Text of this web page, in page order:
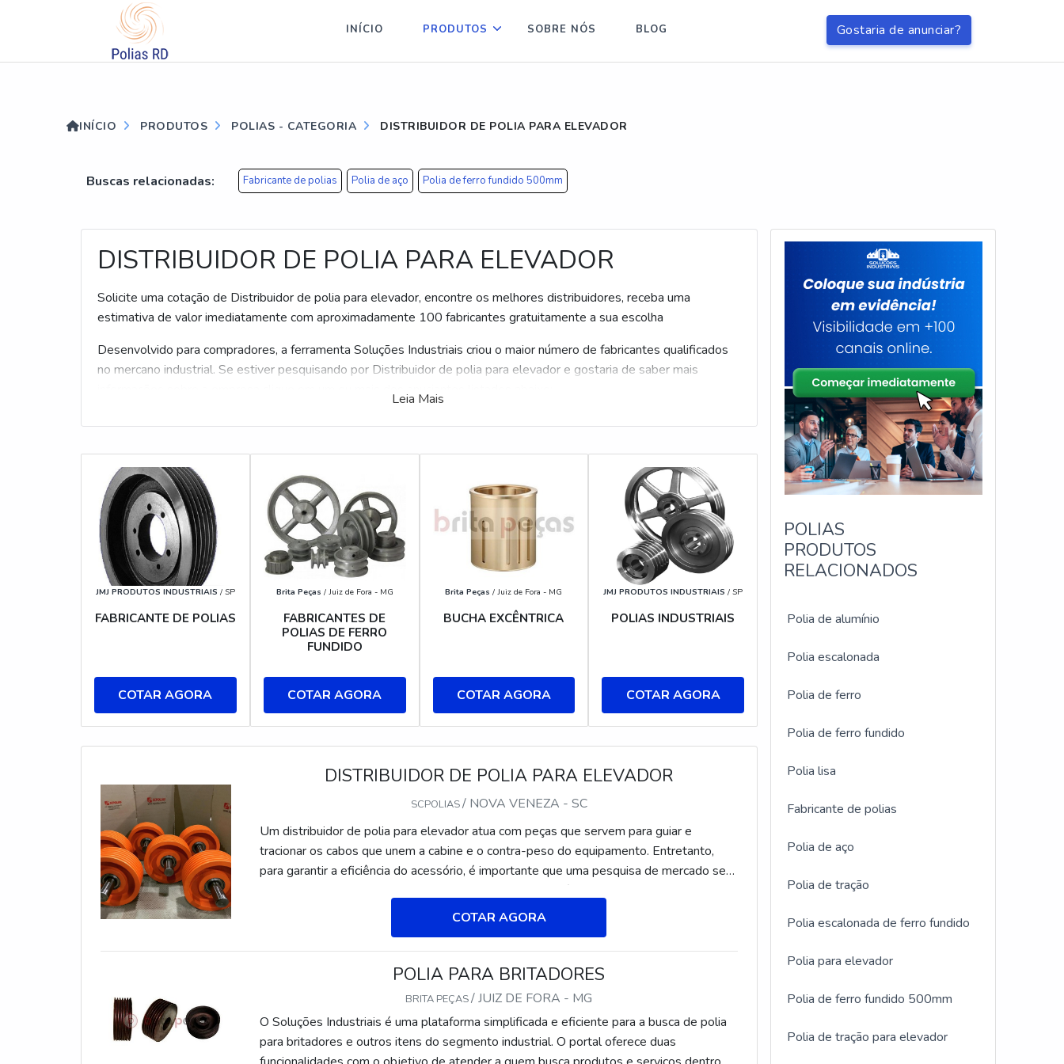
Gostaria de anunciar?
INÍCIO PRODUTOS SOBRE NÓS BLOG
INÍCIO PRODUTOS POLIAS - CATEGORIA DISTRIBUIDOR DE POLIA PARA ELEVADOR
Buscas relacionadas: Fabricante de polias Polia de aço Polia de ferro fundido 500mm
DISTRIBUIDOR DE POLIA PARA ELEVADOR
Solicite uma cotação de Distribuidor de polia para elevador, encontre os melhores distribuidores, receba uma
estimativa de valor imediatamente com aproximadamente 100 fabricantes gratuitamente a sua escolha
Desenvolvido para compradores, a ferramenta Soluções Industriais criou o maior número de fabricantes qualificados
no mercano industrial. Se estiver pesquisando por Distribuidor de polia para elevador e gostaria de saber mais
Leia Mais
JMJ PRODUTOS INDUSTRIAIS / SP
FABRICANTE DE POLIAS
COTAR AGORA
Brita Peças / Juiz de Fora - MG
FABRICANTES DE
POLIAS DE FERRO
FUNDIDO
COTAR AGORA
Brita Peças / Juiz de Fora - MG
BUCHA EXCÊNTRICA
COTAR AGORA
JMJ PRODUTOS INDUSTRIAIS / SP
POLIAS INDUSTRIAIS
COTAR AGORA
DISTRIBUIDOR DE POLIA PARA ELEVADOR
SCPOLIAS/ NOVA VENEZA - SC
Um distribuidor de polia para elevador atua com peças que servem para guiar e
tracionar os cabos que unem a cabine e o contra-peso do equipamento. Entretanto,
para garantir a eficiência do acessório, é importante que uma pesquisa de mercado seja
feita, a fim de encontrar o melhor fornecedor.Nesse cenário, a SCPolias se destaca por
aplicar ferro fundido nodular classe GGG70 nas peças de tração e o ferro fundido
nece
COTAR AGORA
POLIA PARA BRITADORES
BRITA PEÇAS/ JUIZ DE FORA - MG
O Soluções Industriais é uma plataforma simplificada e eficiente para a busca de polia
para britadores e outros itens do segmento industrial. O portal oferece duas
POLIAS
PRODUTOS
RELACIONADOS
Polia de alumínio
Polia escalonada
Polia de ferro
Polia de ferro fundido
Polia lisa
Fabricante de polias
Polia de aço
Polia de tração
Polia escalonada de ferro fundido
Polia para elevador
Polia de ferro fundido 500mm
Polia de tração para elevador